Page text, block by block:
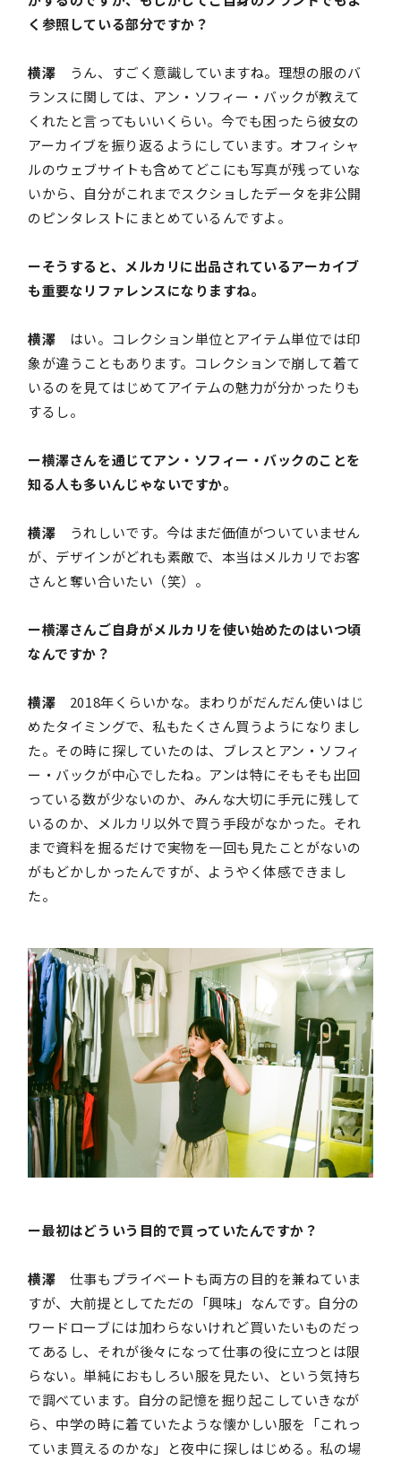
く参照している部分ですか？
横澤 うん、すごく意識していますね。理想の服のバ
ランスに関しては、アン・ソフィー・バックが教えて
くれたと言ってもいいくらい。今でも困ったら彼女の
アーカイブを振り返るようにしています。オフィシャ
ルのウェブサイトも含めてどこにも写真が残っていな
いから、自分がこれまでスクショしたデータを非公開
のピンタレストにまとめているんですよ。
ーそうすると、メルカリに出品されているアーカイブ
も重要なリファレンスになりますね。
横澤 はい。コレクション単位とアイテム単位では印
象が違うこともあります。コレクションで崩して着て
いるのを見てはじめてアイテムの魅力が分かったりも
するし。
ー横澤さんを通じてアン・ソフィー・バックのことを
知る人も多いんじゃないですか。
横澤 うれしいです。今はまだ価値がついていません
が、デザインがどれも素敵で、本当はメルカリでお客
さんと奪い合いたい（笑）。
ー横澤さんご自身がメルカリを使い始めたのはいつ頃
なんですか？
横澤 2018年くらいかな。まわりがだんだん使いはじ
めたタイミングで、私もたくさん買うようになりまし
た。その時に探していたのは、ブレスとアン・ソフィ
ー・バックが中心でしたね。アンは特にそもそも出回
っている数が少ないのか、みんな大切に手元に残して
いるのか、メルカリ以外で買う手段がなかった。それ
まで資料を掘るだけで実物を一回も見たことがないの
がもどかしかったんですが、ようやく体感できまし
た。
ー最初はどういう目的で買っていたんですか？
横澤 仕事もプライベートも両方の目的を兼ねていま
すが、大前提としてただの「興味」なんです。自分の
ワードローブには加わらないけれど買いたいものだっ
てあるし、それが後々になって仕事の役に立つとは限
らない。単純におもしろい服を見たい、という気持ち
で調べています。自分の記憶を掘り起こしていきなが
ら、中学の時に着ていたような懐かしい服を「これっ
ていま買えるのかな」と夜中に探しはじめる。私の場